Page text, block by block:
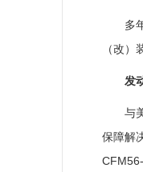
多
（改
发
与
保障解